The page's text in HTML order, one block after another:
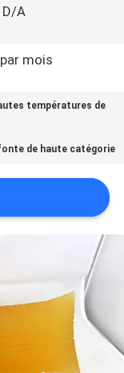
D/A
mois
températures de
de haute catégorie